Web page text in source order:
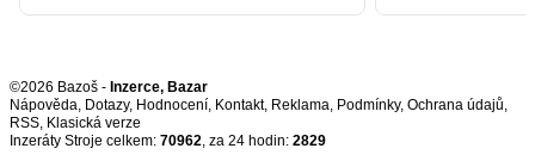
©2026 Bazoš - Inzerce, Bazar
Nápověda, Dotazy, Hodnocení, Kontakt, Reklama, Podmínky, Ochrana údajů,
RSS,
Inzeráty Stroje celkem: 70962, za 24 hodin: 2829